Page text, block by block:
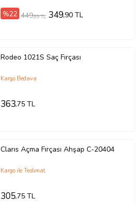
%22 449,99 TL 349,90 TL
Rodeo 1021S Saç Fırçası
Kargo Bedava
363,75 TL
Clarıs Açma Fırçası Ahşap C-20404
Kargo ile Teslimat
305,75 TL